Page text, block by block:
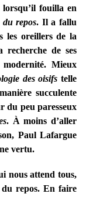
fouilla en
du repos. Il a fallu
les oreillers de la
de ses
Mieux
des oisifs telle
succulente
du peu paresseux
. À moins d’aller
Paul Lafargue
vertu.
nous attend tous,
repos. En faire